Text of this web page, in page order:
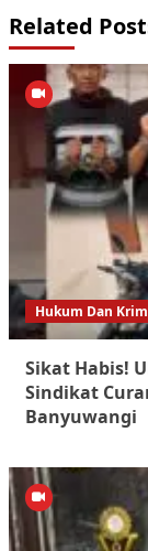
Related
Hukum Dan
Sikat Habis!
Sindikat
Banyuwangi